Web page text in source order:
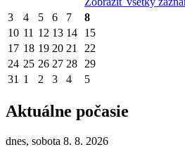
3
4 5 6 7 8
10 11 12 13 14 15
17 18 19 20 21 22
24 25 26 27 28 29
31 1 2 3 4 5
Aktuálne počasie
dnes, sobota 8. 8. 2026